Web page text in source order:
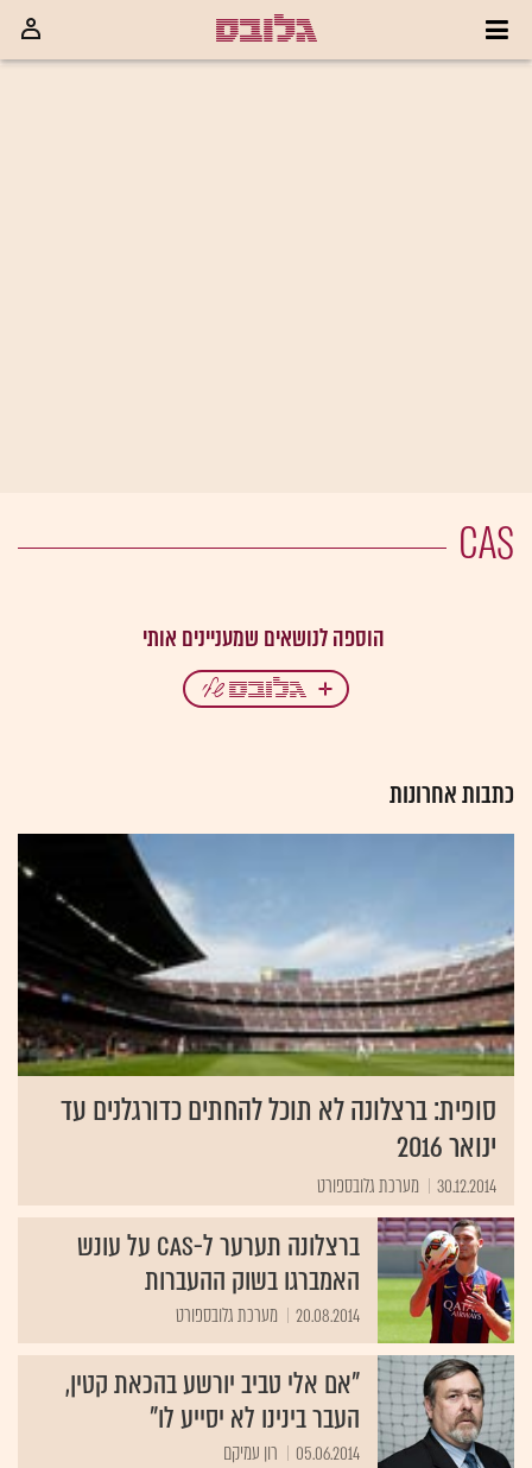
CAS
כתבות אחרונות
סופית: ברצלונה לא תוכל להחתים כדורגלנים עד
ינואר 2016
30.12.2014 מערכת גלובספורט
ברצלונה תערער ל-CAS על עונש
האמברגו בשוק ההעברות
20.08.2014 מערכת גלובספורט
"אם אלי טביב יורשע בהכאת קטין,
העבר בינינו לא יסייע לו"
05.06.2014 רון עמיקם